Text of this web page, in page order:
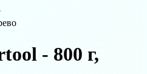
- 800 г,